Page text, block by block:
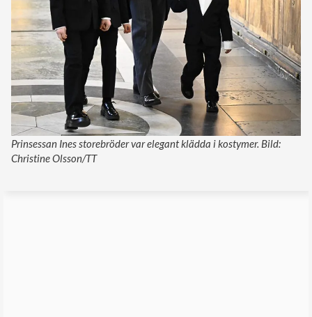
Prinsessan Ines storebröder var elegant klädda i kostymer. Bild:
Christine Olsson/TT